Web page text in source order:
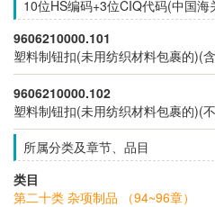
10位HS编码+3位CIQ代码(中国
9606210000.101
塑料制钮扣(未用纺织材料包裹的)(
9606210000.102
塑料制钮扣(未用纺织材料包裹的)(
所属分类及章节、品目
类目
第二十类 杂项制品 （94~96章）